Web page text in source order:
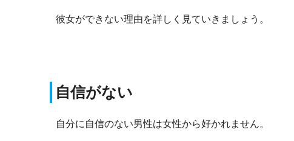
彼女ができない理由を詳しく見ていきましょう。
自信がない
自分に自信のない男性は女性から好かれません。